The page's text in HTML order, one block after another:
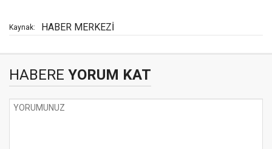
Kaynak: HABER MERKEZİ
HABERE YORUM KAT